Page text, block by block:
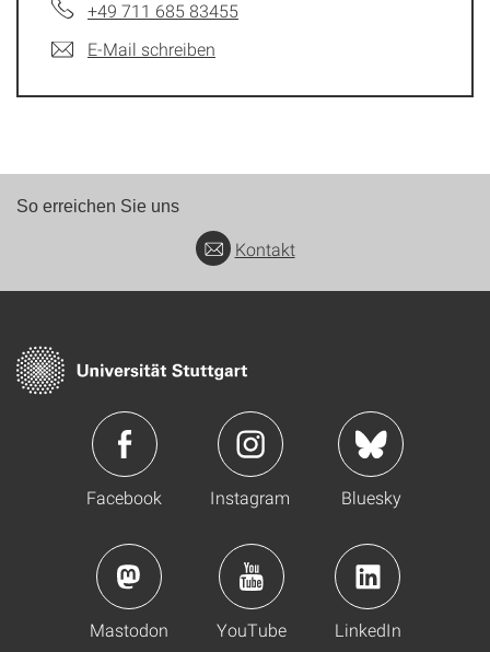
+49 711 685 83455
E-Mail schreiben
So erreichen Sie uns
Kontakt
Facebook Instagram Bluesky
Mastodon YouTube LinkedIn